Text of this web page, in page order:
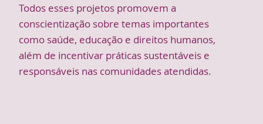
Todos esses projetos promovem a
conscientização sobre temas importantes
como saúde, educação e direitos humanos,
além de incentivar práticas sustentáveis e
responsáveis nas comunidades atendidas.